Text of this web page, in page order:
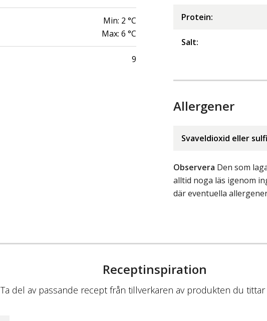
Min: 2 °C
Max: 6 °C
9
Protein:
Salt:
Allergener
Svaveldioxid eller
Observera Den som
alltid noga läs igenom
där eventuella
Receptinspiration
Ta del av passande recept från tillverkaren av produkten du tittar